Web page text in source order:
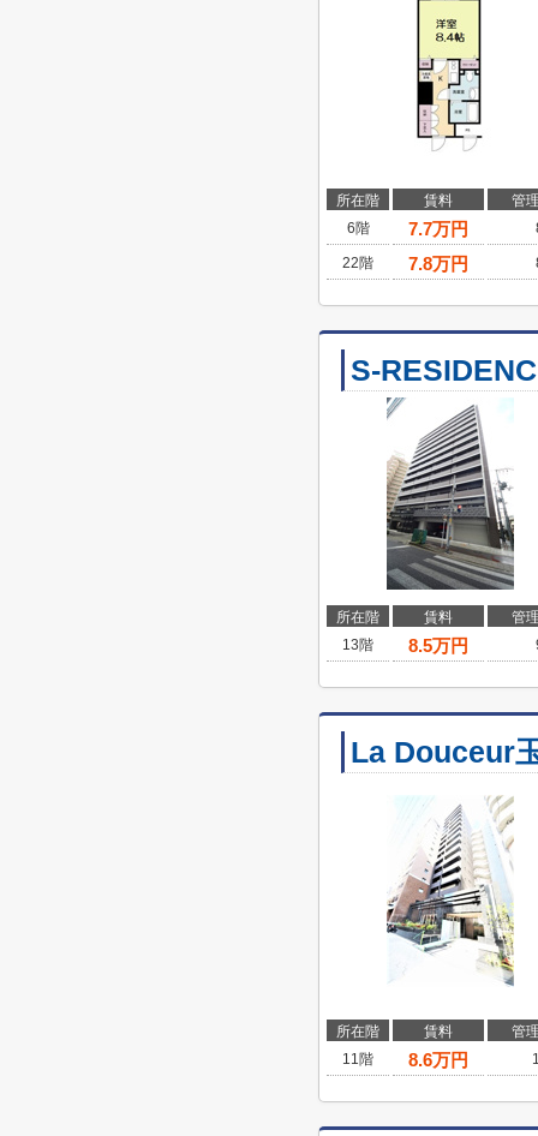
所在階 賃料
管
6階
7.7万円
22階 7.8万円
S-
所在階 賃料
管
13階
8.5万円
La Douceur
所在階 賃料
管
11階
8.6万円